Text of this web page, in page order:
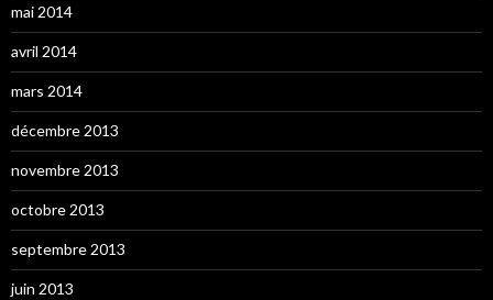
mai 2014
avril 2014
mars 2014
décembre 2013
novembre 2013
octobre 2013
septembre 2013
juin 2013